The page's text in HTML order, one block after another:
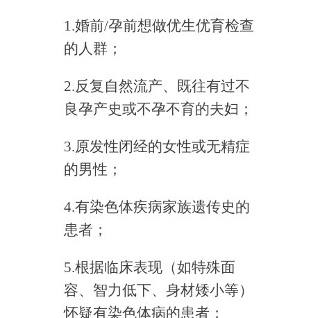
1.婚前/孕前想做优生优育检查
的人群；
2.反复自然流产、既往有过不
良孕产史或不孕不育的夫妇；
3.原发性闭经的女性或无精症
的男性；
4.有染色体疾病家族遗传史的
患者；
5.根据临床表现（如特殊面
容、智力低下、身材矮小等）
怀疑有染色体病的患者；